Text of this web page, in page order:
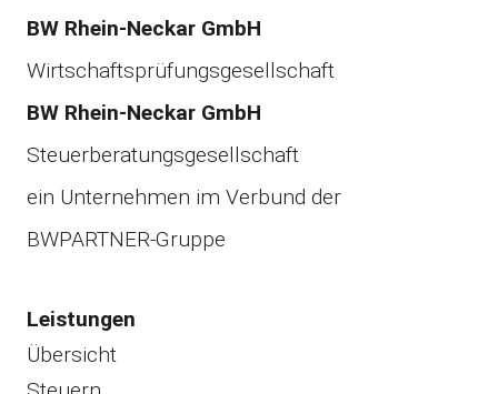
BW Rhein-Neckar GmbH
Wirtschaftsprüfungsgesellschaft
BW Rhein-Neckar GmbH
Steuerberatungsgesellschaft
ein Unternehmen im Verbund der
BWPARTNER-Gruppe
Leistungen
Übersicht